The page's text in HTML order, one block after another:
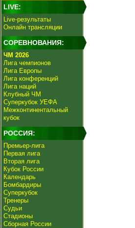
LIVE:
Live-результаты
Онлайн трансляции
СОРЕВНОВАНИЯ:
ЧМ 2026
Лига чемпионов
Лига Европы
Лига конференций
Лига наций
Клубный ЧМ
Суперкубок УЕФА
Межконтинентальный
кубок
РОССИЯ:
Премьер-лига
Первая лига
Вторая лига
Кубок России
Календарь
Бомбардиры
Суперкубок
Тренеры
Судьи
Стадионы
Сборная России